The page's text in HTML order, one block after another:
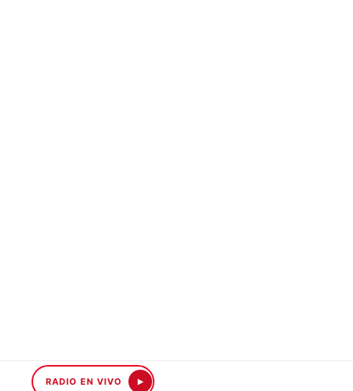
RADIO EN VIVO